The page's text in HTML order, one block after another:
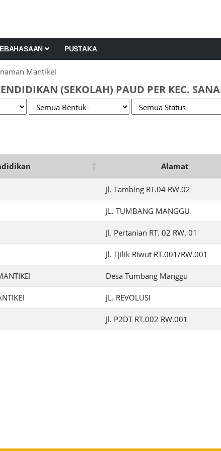
PUSTAKA
Mantikei
(SEKOLAH) PAUD PER KEC.
Alamat
Jl. Tambing RT.04 RW.02
JL. TUMBANG MANGGU
Jl. Pertanian RT. 02 RW. 01
Jl. Tjilik Riwut RT.001/RW.001
Desa Tumbang Manggu
JL. REVOLUSI
Jl. P2DT RT.002 RW.001